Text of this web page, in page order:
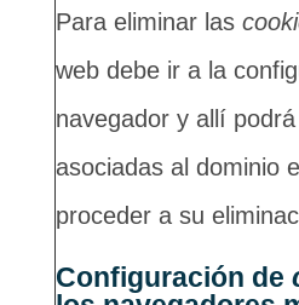
Para eliminar las
web debe ir a la
navegador y allí
asociadas al dominio
proceder a su
Configuración de